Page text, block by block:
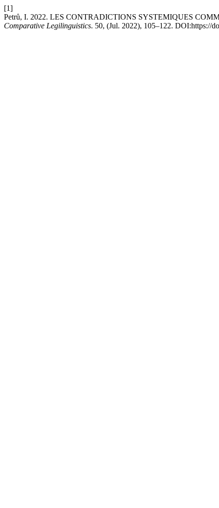
[1]
Petrů, I. 2022. LES CONTRADICTIONS SYSTEMIQUES
Comparative Legilinguistics. 50, (Jul. 2022), 105–122. DOI:https://